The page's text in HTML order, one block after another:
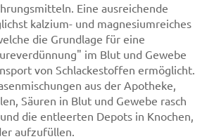
Eine ausreichende
kalzium- und magnesiumreiches
die Grundlage für eine
im Blut und Gewebe
von Schlackestoffen ermöglicht.
aus der Apotheke,
Säuren in Blut und Gewebe rasch
die entleerten Depots in Knochen,
aufzufüllen.